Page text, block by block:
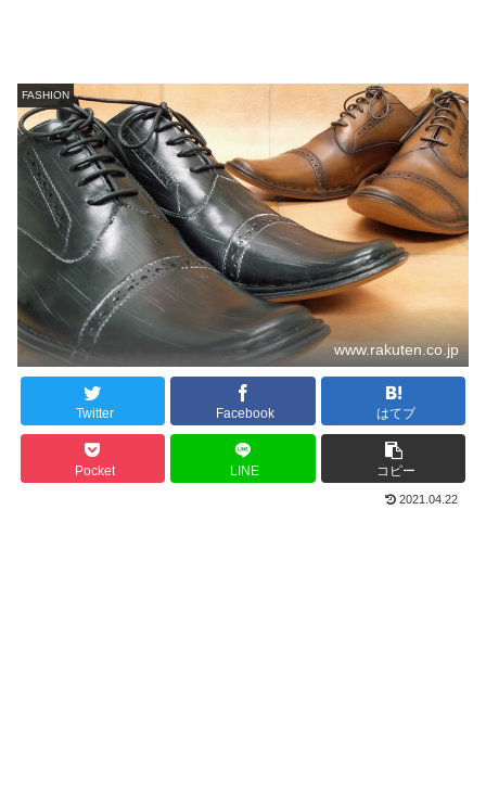
FASHION
www.rakuten.co.jp
Twitter Facebook はてブ
Pocket LINE コピー
2021.04.22